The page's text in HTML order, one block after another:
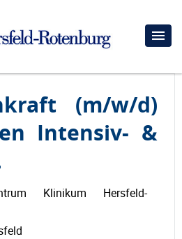
(m/w/d)
Intensiv- &
Klinikum Hersfeld-